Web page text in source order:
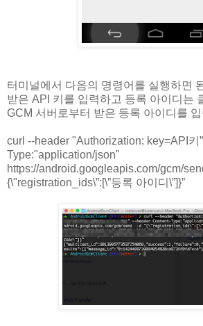
터미널에서 다음의 명령어를 실행하면
받은 API 키를 입력하고 등록 아이디는
GCM 서버로부터 받은 등록 아이디를
curl --header "Authorization: key=API키
Type:"application/json"
https://android.googleapis.com/gcm/
{\"registration_ids\”:[\”등록 아이디\”]}”